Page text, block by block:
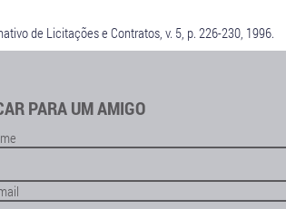
de Licitações e Contratos, v. 5, p. 226-230, 1996.
PARA UM AMIGO